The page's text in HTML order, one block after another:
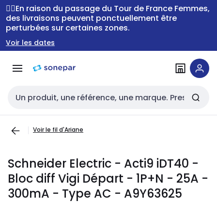
Passer à la
navigation
Passer
au
contenu
🚴‍♂️En raison du passage du Tour de France Femmes,
des livraisons peuvent ponctuellement être
perturbées sur certaines zones.
Voir les dates
Entrée de recherche
Voir le fil d'Ariane
Schneider Electric - Acti9 iDT40 -
Bloc diff Vigi Départ - 1P+N - 25A -
300mA - Type AC - A9Y63625